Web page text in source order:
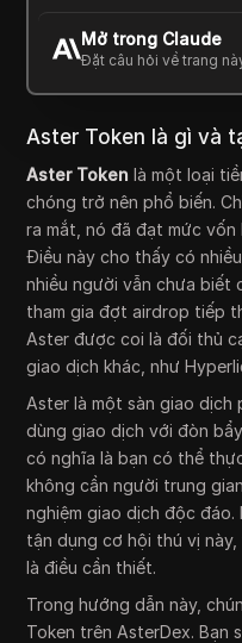
Mở trong Claude
Đặt câu hỏi về trang
Copy Link
Aster Token là gì và
Aster Token là một loại
chóng trở nên phổ biến.
ra mắt, nó đã đạt mức
Điều này cho thấy có
nhiều người vẫn chưa biết
tham gia đợt airdrop tiếp
Aster được coi là đối thủ
giao dịch khác, như
Aster là một sàn giao
dùng giao dịch với đòn
có nghĩa là bạn có thể
không cần người trung
nghiệm giao dịch độc đáo.
tận dụng cơ hội thú vị
là điều cần thiết.
Trong hướng dẫn này,
Token trên AsterDex. Bạn